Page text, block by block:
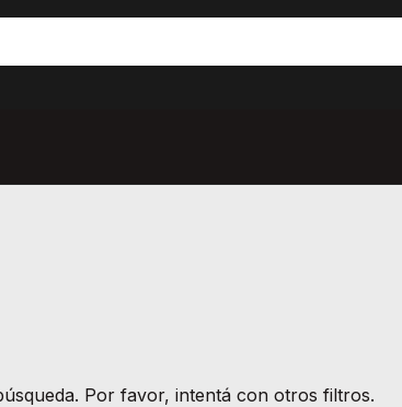
Por favor, intentá con otros filtros.